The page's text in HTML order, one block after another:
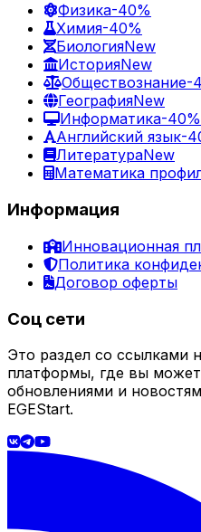
Физика-40%
Химия-40%
БиологияNew
ИсторияNew
Обществознание-
ГеографияNew
Информатика-40%
Английский язык-
ЛитератураNew
Математика
Информация
Инновационная
Политика
Договор оферты
Соц сети
Это раздел со ссылками
платформы, где вы
обновлениями и
EGEStart.